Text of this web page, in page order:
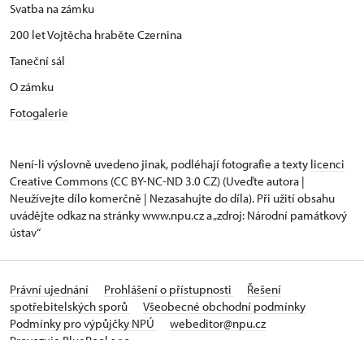
Svatba na zámku
200 let Vojtěcha hraběte Czernina
Taneční sál
O zámku
Fotogalerie
Není-li výslovně uvedeno jinak, podléhají fotografie a texty licenci
Creative Commons (CC BY-NC-ND 3.0 CZ) (Uveďte autora |
Neužívejte dílo komerčně | Nezasahujte do díla). Při užití obsahu
uvádějte odkaz na stránky www.npu.cz a „zdroj: Národní památkový
ústav“
Právní ujednání Prohlášení o přístupnosti
Řešení
spotřebitelských sporů
Všeobecné obchodní podmínky
Podmínky pro výpůjčky NPÚ
webeditor@npu.cz